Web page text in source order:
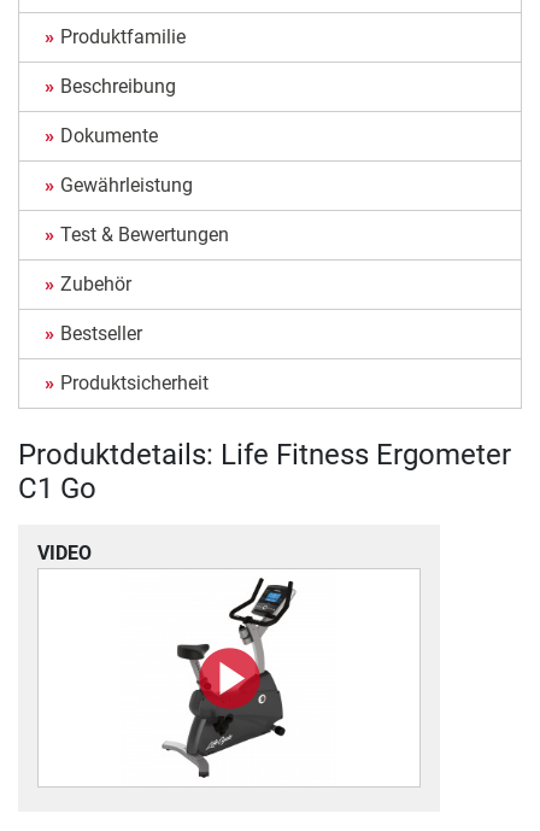
Produktfamilie
Beschreibung
Dokumente
Gewährleistung
Test & Bewertungen
Zubehör
Bestseller
Produktsicherheit
Produktdetails: Life Fitness Ergometer
C1 Go
VIDEO